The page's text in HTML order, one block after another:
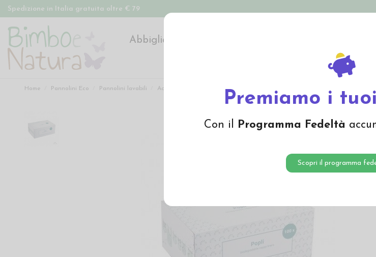
Premiamo i
Con il Programma Fedeltà
Scopri il programma
Spedizione in Italia gratuita oltre € 79
Abbigliamento
Offerte
Home Pannolini Eco Pannolini lavabili Accessori pannolini lavabili